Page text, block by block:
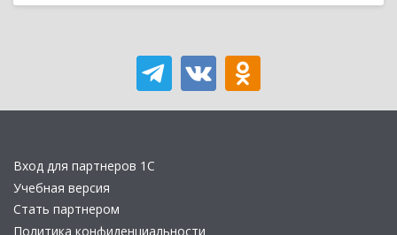
Вход для партнеров 1С
Учебная версия
Стать партнером
Политика конфиденциальности